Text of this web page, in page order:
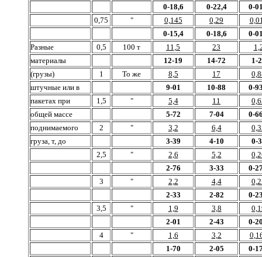
0-18,6
0-22,4
0-
0,75
" 0,145 0,29
0-15,4
0-18,6
0-
Разные
0,5 100 т 11,5 23
материалы
12-19 14-72
1-
(грузы)
1 То же 8,5 17
штучные или в
9-01 10-88
0-
пакетах при
1,5 " 5,4 11
общей массе
5-72 7-04
0-
поднимаемого
2 " 3,2 6,4
груза, т, до
3-39 4-10
0-
2,5
" 2,6 5,2
2-76
3-33
0-
3
" 2,2 4,4
2-33
2-82
0-
3,5
" 1,9 3,8
2-01
2-43
0-
4
" 1,6 3,2
1-70
2-05
0-